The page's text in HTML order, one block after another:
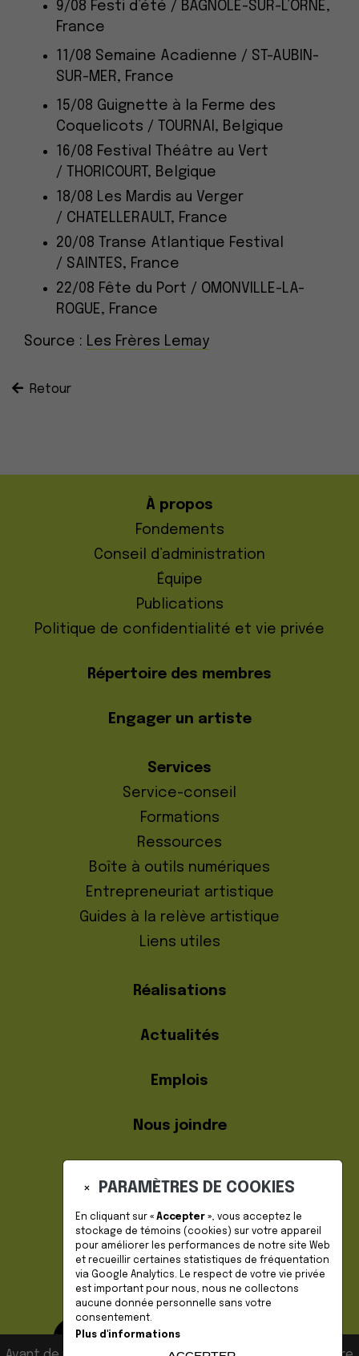
9/08 Festi d’été / BAGNOLE-SUR-L’ORNE,
France
11/08 Semaine Acadienne / ST-AUBIN-
SUR-MER, France
15/08 Guignette à la Ferme des
Coquelicots /
TOURNAI, Belgique
16/08 Festival Théâtre au Vert
/
THORICOURT, Belgique
18/08 Les Mardis au Verger
/ CHATELLERAULT , France
20/08 Transe Atlantique Festival
/ SAINTES, France
22/08 Fête du Port / OMONVILLE-LA-
ROGUE, France
Source : Les Frères Lemay
Retour
À propos
Fondements
Conseil d’administration
Équipe
Publications
Politique de confidentialité et vie privée
Répertoire des membres
Engager un artiste
Services
Service-conseil
Formations
Ressources
Boîte à outils numériques
Entrepreneuriat artistique
Guides à la relève artistique
Liens utiles
Réalisations
Actualités
Emplois
Nous joindre
DEVENIR MEMBRE
× PARAMÈTRES DE COOKIES
En cliquant sur « Accepter », vous acceptez le
stockage de témoins (cookies) sur votre appareil
pour améliorer les performances de notre site Web
et recueillir certaines statistiques de fréquentation
via Google Analytics. Le respect de votre vie privée
est important pour nous, nous ne collectons
aucune donnée personnelle sans votre
consentement.
Plus d'informations